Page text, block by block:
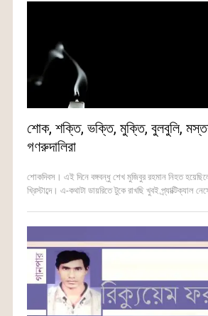
শোক, শক্তি, ভক্তি, মুক্তি, বুলবুলি,
গণরুদালিরা
শোকদিবস। এই দিনে বঙ্গবন্ধু শেখ মুজিবুর রহমান নিহত
খ্রিস্টাব্দে। এ-কথাটা ডায়রিতে টুকে রাখছি খুবই প্র্যাক্টিক্যাল